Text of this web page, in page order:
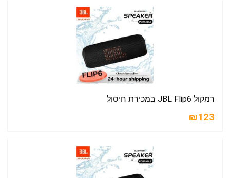
רמקול JBL Flip6 במכירת חיסול
₪123